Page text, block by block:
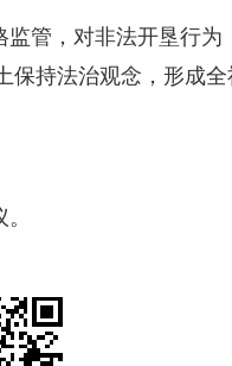
管，对非法开垦行
持法治观念，形成